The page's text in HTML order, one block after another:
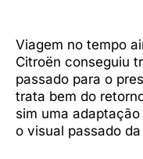
Viagem no tempo
Citroën conseguiu
passado para o
trata bem do
sim uma
o visual passado